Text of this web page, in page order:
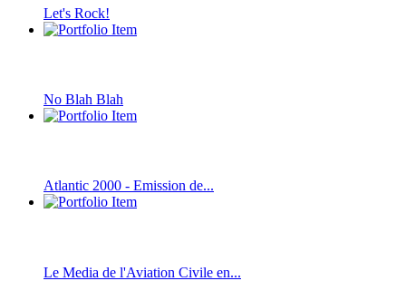
Let's Rock!
No Blah Blah
Atlantic 2000 - Emission de...
Le Media de l'Aviation Civile en...